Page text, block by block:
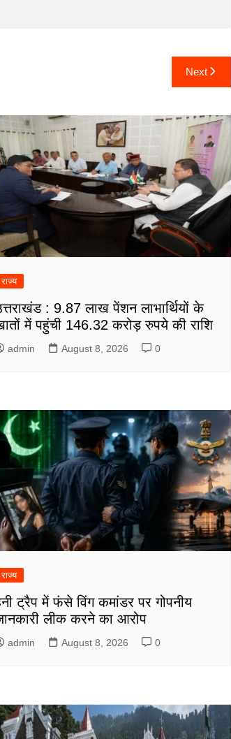
Next
राज्य
: 9.87 लाख पेंशन लाभार्थियों के
में पहुंची 146.32 करोड़ रुपये की राशि
admin August 8, 2026 0
राज्य
ट्रैप में फंसे विंग कमांडर पर गोपनीय
लीक करने का आरोप
admin August 8, 2026 0